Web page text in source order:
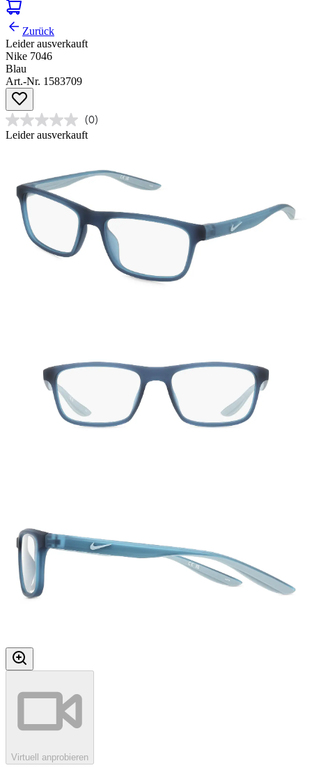
Zurück
Leider ausverkauft
Nike 7046
Blau
Art.-Nr. 1583709
(0)
Leider ausverkauft
Virtuell anprobieren